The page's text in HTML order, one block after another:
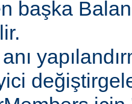
başka